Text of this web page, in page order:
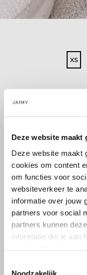
Deze website maakt
Deze website maakt
cookies om content
om functies voor
websiteverkeer te
informatie over jouw
partners voor social
partners kunnen
informatie die je aan
XS
Size guide
Buy safe